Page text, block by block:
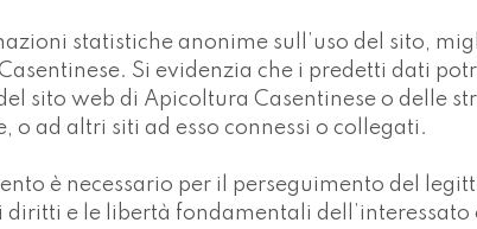
statistiche anonime sull’uso del sito,
Si evidenzia che i predetti dati
sito web di Apicoltura Casentinese o delle
ad altri siti ad esso connessi o collegati.
è necessario per il perseguimento del
e le libertà fondamentali dell’interessato